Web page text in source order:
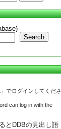
Search
でログインしてくださ
can log in with the
とDDBの見出し語